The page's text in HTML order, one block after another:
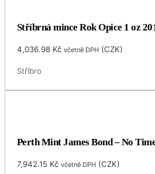
Stříbrná mince Rok Opice 1 oz
4,036.98 Kč včetně DPH(CZK)
Stříbro
Perth Mint James Bond – No
7,942.15 Kč včetně DPH(CZK)